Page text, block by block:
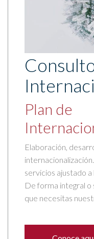
Plan de
Elaboración,
servicios ajustado
De forma integral o
que necesitas